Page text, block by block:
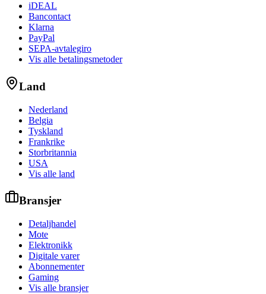
iDEAL
Bancontact
Klarna
PayPal
SEPA-avtalegiro
Vis alle betalingsmetoder
Land
Nederland
Belgia
Tyskland
Frankrike
Storbritannia
USA
Vis alle land
Bransjer
Detaljhandel
Mote
Elektronikk
Digitale varer
Abonnementer
Gaming
Vis alle bransjer